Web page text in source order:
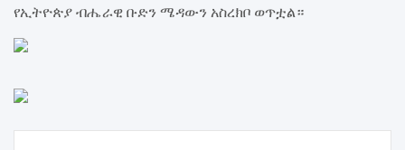
የኢትዮጵያ ብሔራዊ ቡድን ሜዳውን አስረክቦ ወጥቷል።